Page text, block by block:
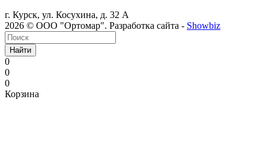
г. Курск, ул. Косухина, д. 32 А
2026 © ООО "Ортомар". Разработка сайта - Showbiz
Найти
0
0
0
Корзина